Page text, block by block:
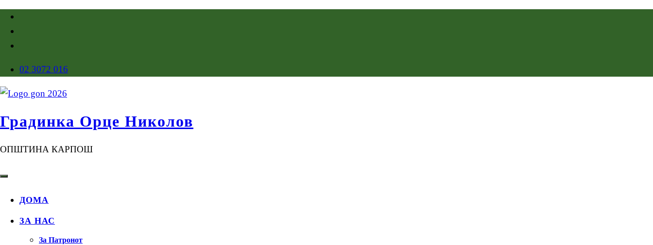
02 3072 016
Градинка Орце Николов
ОПШТИНА КАРПОШ
ДОМА
ЗА НАС
За Патронот